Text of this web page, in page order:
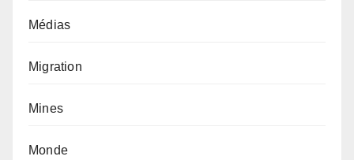
Médias
Migration
Mines
Monde